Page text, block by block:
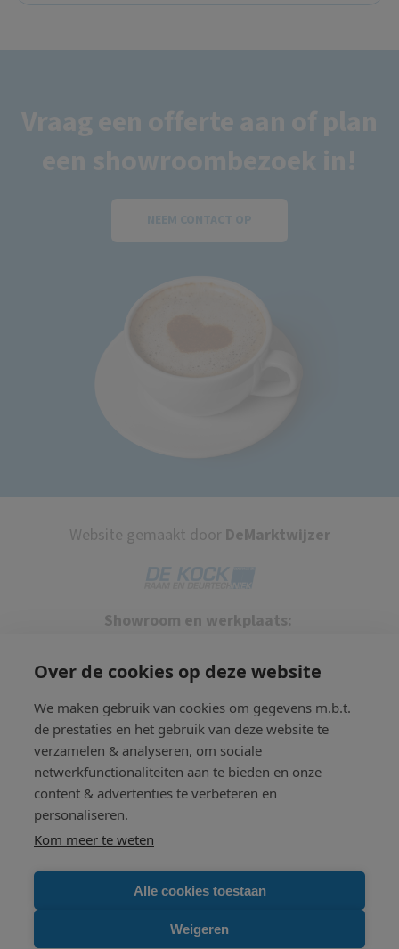
Over de cookies op deze website
We maken gebruik van cookies om gegevens m.b.t.
de prestaties en het gebruik van deze website te
verzamelen & analyseren, om sociale
netwerkfunctionaliteiten aan te bieden en onze
content & advertenties te verbeteren en
personaliseren.
Kom meer te weten
Alle cookies toestaan
Weigeren
Website gemaakt door DeMarktwijzer
Showroom en werkplaats:
6181 MB Elsloo
Kempstraat 53B
6121XW Born
Telefoon: +31 46 4334 131